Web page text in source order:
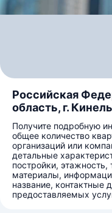
Российская
область, г.
Получите подробную
общее количество
организаций или
детальные
постройки,
материалы,
название, контактные
предоставляемых